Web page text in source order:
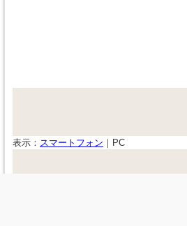
表示： スマートフォン ｜ PC